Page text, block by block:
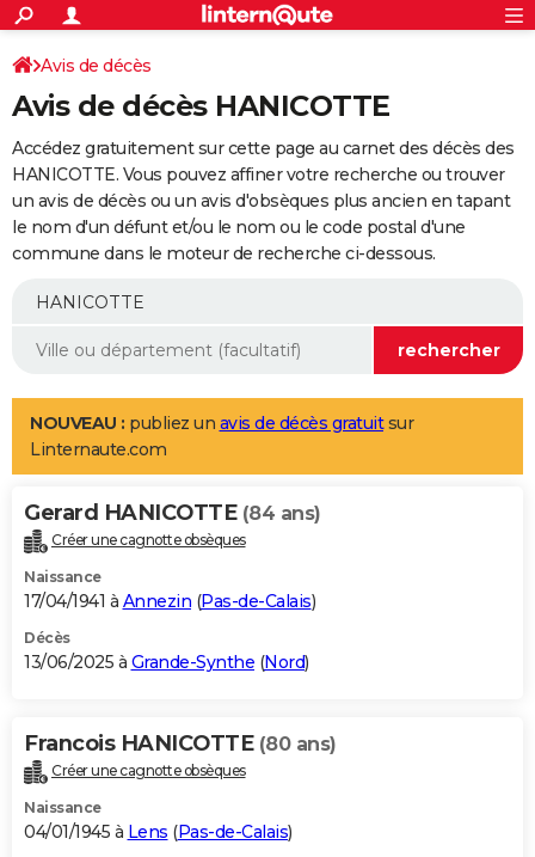
ACTUALITÉS
Politique
Société
Faits Divers
Education
Monde
Villes
+
SPORT
Coupe du monde 2026
Football
Tennis
Cyclisme
Rugby
Forum
Programme TV
TNT
Streaming
Cinéma
Sorties cinéma
Musique
+
FINANCE
Impôts
Immobilier
Risques naturels par ville
Banque
Assurance
Crédit
AUTO
Essais
Réserver un essai
Citadines
Berlines
SUV
Forum auto
+
Mobiles
Meilleur smartphone
Internet
Ordinateurs
Jeux vidéo
Guide high-tech
Aménagement intérieur
LIFESTYLE
Art de vivre
Bien-être
Loisirs
Mode
Modes de vie
Alimentation
Guide de la santé
Maladies
Médicaments
Sommeil
VOYAGE
Destinations
City break
Voyage nature
Voyage de noces
Forum
Climat
+PHOTO
GUIDES D'ACHAT
BONS PLANS
Carte de Noël
Carte Bonne année
Carte Saint-Valentin
Carte Pâques
Carte d'anniversaire
DICTIONNAIRE
Dictionnaire
Biographies
Citations
Expressions
Proverbes
PROGRAMME TV
Avis de décès
Avis de décès HANICOTTE
Accédez gratuitement sur cette page au carnet des décès des
HANICOTTE. Vous pouvez affiner votre recherche ou trouver
un avis de décès ou un avis d'obsèques plus ancien en tapant
le nom d'un défunt et/ou le nom ou le code postal d'une
commune dans le moteur de recherche ci-dessous.
NOUVEAU : publiez un avis de décès gratuitsur
Linternaute.com
Gerard HANICOTTE (84 ans)
Créer une cagnotte obsèques
Naissance
17/04/1941 à Annezin (Pas-de-Calais)
Décès
13/06/2025 à Grande-Synthe (Nord)
Francois HANICOTTE (80 ans)
Créer une cagnotte obsèques
Naissance
04/01/1945 à Lens (Pas-de-Calais)